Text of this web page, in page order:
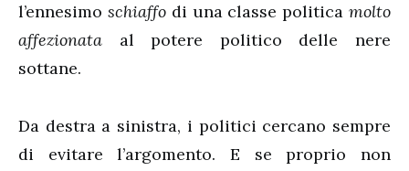
l’ennesimo schiaffodi una classe politicamolto
affezionata al potere politico delle nere
sottane.
Da destra a sinistra, i politici cercano sempre
di evitare l’argomento. E se proprio non